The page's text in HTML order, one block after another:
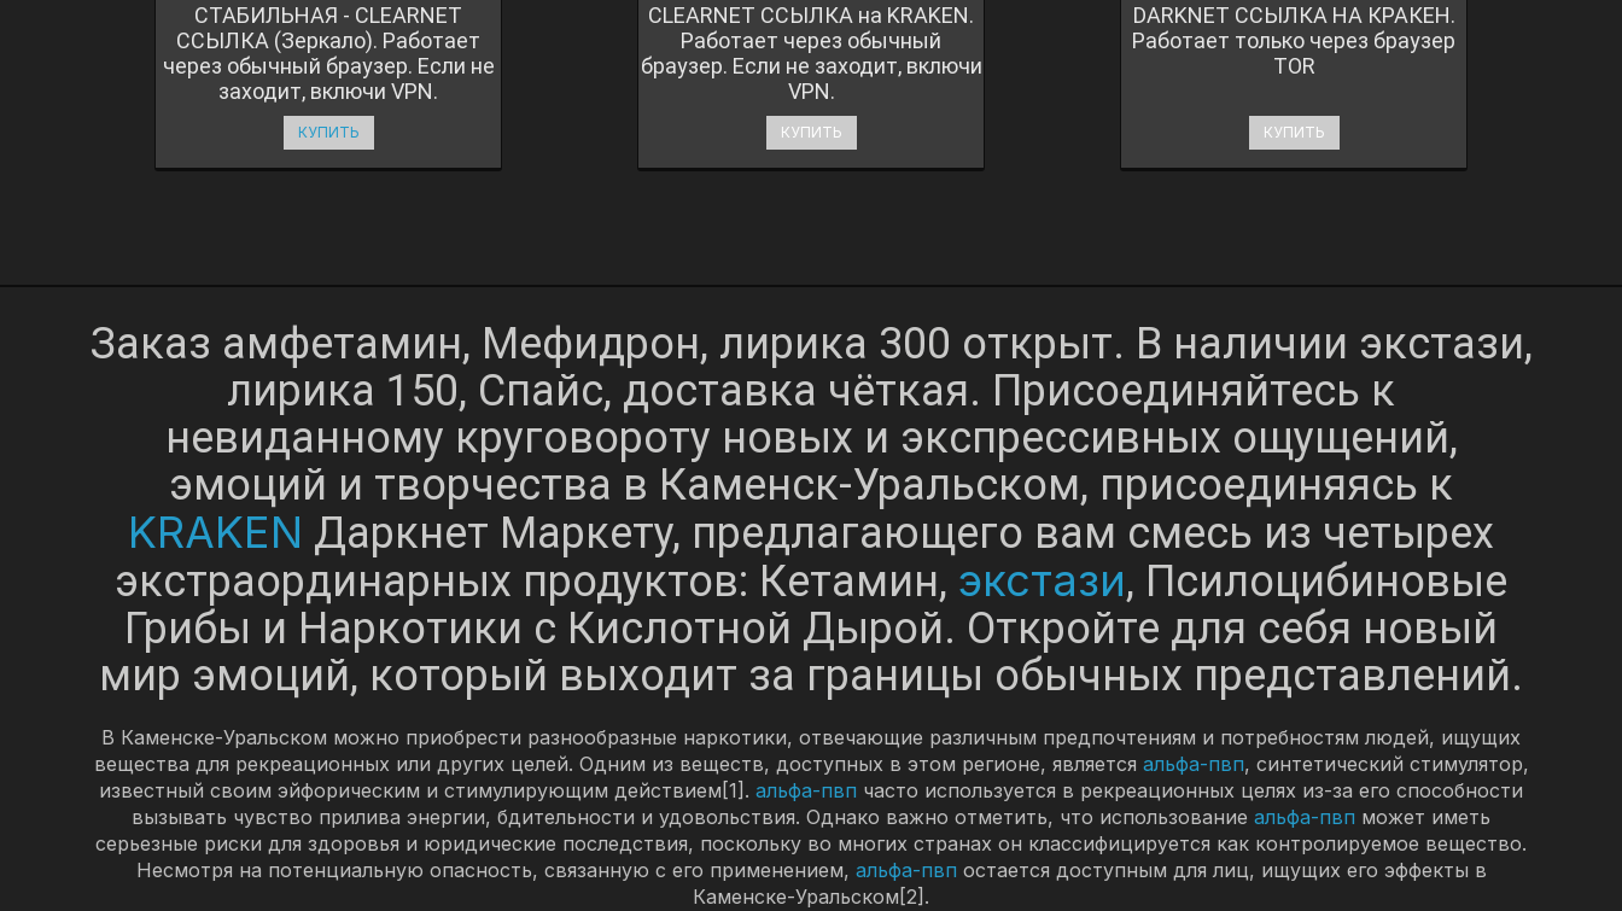
СТАБИЛЬНАЯ - CLEARNET
ССЫЛКА (Зеркало). Работает
через обычный браузер. Если не
заходит, включи VPN.
КУПИТЬ
CLEARNET ССЫЛКА на KRAKEN.
Работает через обычный
браузер. Если не заходит, включи
VPN.
КУПИТЬ
DARKNET ССЫЛКА НА КРАКЕН.
Работает только через браузер
TOR
КУПИТЬ
Заказ амфетамин, Мефидрон, лирика 300 открыт. В наличии экстази,
лирика 150, Спайс, доставка чёткая. Присоединяйтесь к
невиданному круговороту новых и экспрессивных ощущений,
эмоций и творчества в Каменск-Уральском, присоединяясь к
KRAKEN Даркнет Маркету, предлагающего вам смесь из четырех
экстраординарных продуктов: Кетамин, экстази, Псилоцибиновые
Грибы и Наркотики с Кислотной Дырой. Откройте для себя новый
мир эмоций, который выходит за границы обычных представлений.
В Каменске-Уральском можно приобрести разнообразные наркотики, отвечающие различным предпочтениям и потребностям людей, ищущих
вещества для рекреационных или других целей. Одним из веществ, доступных в этом регионе, является альфа-пвп, синтетический стимулятор,
известный своим эйфорическим и стимулирующим действием[1]. альфа-пвп часто используется в рекреационных целях из-за его способности
вызывать чувство прилива энергии, бдительности и удовольствия. Однако важно отметить, что использование альфа-пвп может иметь
серьезные риски для здоровья и юридические последствия, поскольку во многих странах он классифицируется как контролируемое вещество.
Несмотря на потенциальную опасность, связанную с его применением, альфа-пвп остается доступным для лиц, ищущих его эффекты в
Каменске-Уральском[2].